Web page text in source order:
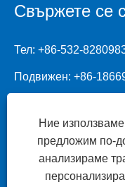
Свържете се
Тел: +86-532-
Подвижен: +86-
Адрес: No.1
Chengyang District,
Ние използваме
предложим по-
анализираме